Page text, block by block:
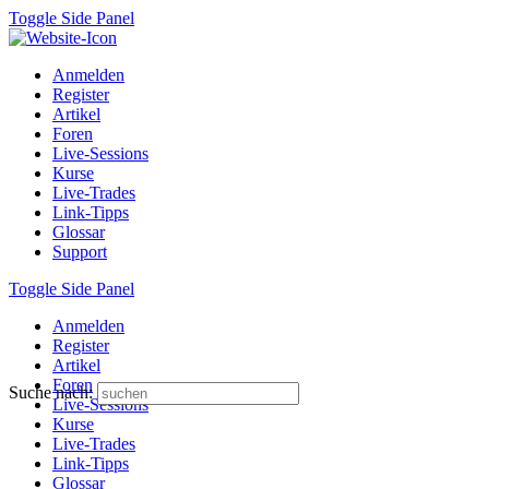
Toggle Side Panel
Anmelden
Register
Artikel
Foren
Live-Sessions
Kurse
Live-Trades
Link-Tipps
Glossar
Support
Toggle Side Panel
Anmelden
Register
Artikel
Foren
Live-Sessions
Kurse
Live-Trades
Link-Tipps
Glossar
Suche nach: